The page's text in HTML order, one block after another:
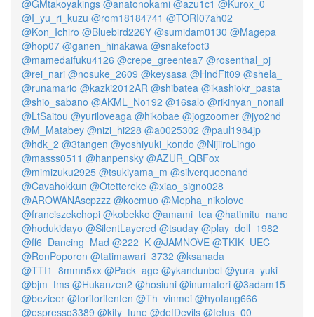
@GMtakoyakings @anatonokami @azu1c1 @Kurox_0
@I_yu_ri_kuzu @rom18184741 @TORI07ah02
@Kon_Ichiro @Bluebird226Y @sumidam0130 @Magepa
@hop07 @ganen_hinakawa @snakefoot3
@mamedaifuku4126 @crepe_greentea7 @rosenthal_pj
@rei_nari @nosuke_2609 @keysasa @HndFit09 @shela_
@runamario @kazki2012AR @shibatea @ikashiokr_pasta
@shio_sabano @AKML_No192 @16salo @rikinyan_nonail
@LtSaitou @yuriloveaga @hikobae @jogzoomer @jyo2nd
@M_Matabey @nizi_hi228 @a0025302 @paul1984jp
@hdk_2 @3tangen @yoshiyuki_kondo @NijiiroLingo
@masss0511 @hanpensky @AZUR_QBFox
@mimizuku2925 @tsukiyama_m @silverqueenand
@Cavahokkun @Otettereke @xiao_signo028
@AROWANAscpzzz @kocmuo @Mepha_nikolove
@franciszekchopi @kobekko @amami_tea @hatimitu_nano
@hodukidayo @SilentLayered @tsuday @play_doll_1982
@ff6_Dancing_Mad @222_K @JAMNOVE @TKIK_UEC
@RonPoporon @tatimawari_3732 @ksanada
@TTI1_8mmn5xx @Pack_age @ykandunbel @yura_yuki
@bjm_tms @Hukanzen2 @hosiuni @inumatori @3adam15
@bezieer @toritoritenten @Th_vinmei @hyotang666
@espresso3389 @kity_tune @defDevils @fetus_00